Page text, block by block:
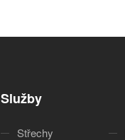
Služby
Střechy